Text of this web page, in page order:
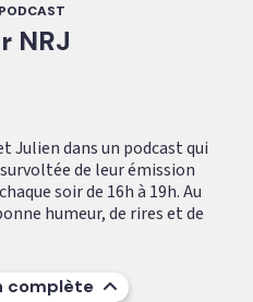
NRJ
Julien dans un podcast qui
de leur émission
soir de 16h à 19h. Au
humeur, de rires et de
complète